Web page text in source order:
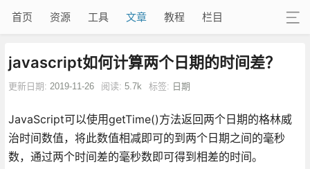
首页 资源 工具 文章 教程 栏目
javascript如何计算两个日期的时间差？
更新日期: 2019-11-26 阅读: 5.7k 标签: 日期
JavaScript可以使用getTime()方法返回两个日期的格林威
治时间数值，将此数值相减即可的到两个日期之间的毫秒
数，通过两个时间差的毫秒数即可得到相差的时间。